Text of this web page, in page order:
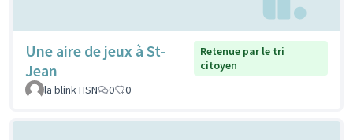
Une aire de jeux à St-
Jean
Retenue par le tri
citoyen
la blink HSN
0 0